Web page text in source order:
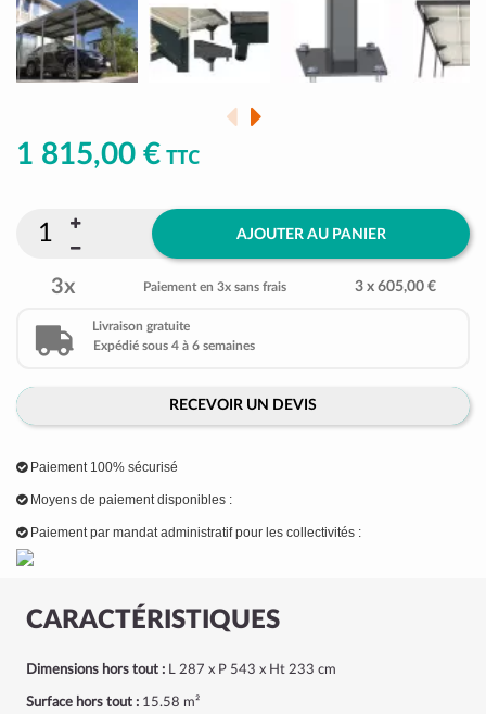
CARACTÉRISTIQUES
Dimensions hors tout : L 287 x P 543 x Ht 233 cm
Surface hors tout : 15.58 m²
1 815,00 € TTC
AJOUTER AU PANIER
3x Paiement en 3x sans frais 3 x 605,00 €
Livraison gratuite
Expédié sous 4 à 6 semaines
RECEVOIR UN DEVIS
Paiement 100% sécurisé
Moyens de paiement disponibles :
Paiement par mandat administratif pour les collectivités :